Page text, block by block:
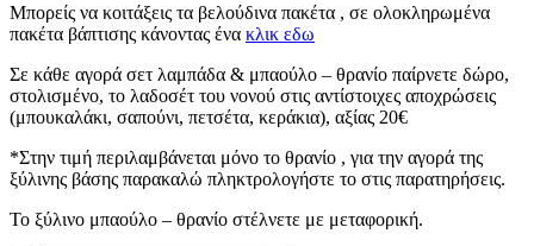
Μπορείς να κοιτάξεις τα βελούδινα πακέτα , σε ολοκληρωμένα
πακέτα βάπτισης κάνοντας ένα κλικ εδω
Σε κάθε αγορά σετ λαμπάδα & μπαούλο – θρανίο παίρνετε δώρο,
στολισμένο, το λαδοσέτ του νονού στις αντίστοιχες αποχρώσεις
(μπουκαλάκι, σαπούνι, πετσέτα, κεράκια), αξίας 20€
*Στην τιμή περιλαμβάνεται μόνο το θρανίο , για την αγορά της
ξύλινης βάσης παρακαλώ πληκτρολογήστε το στις παρατηρήσεις.
Το ξύλινο μπαούλο – θρανίο στέλνετε με μεταφορική.